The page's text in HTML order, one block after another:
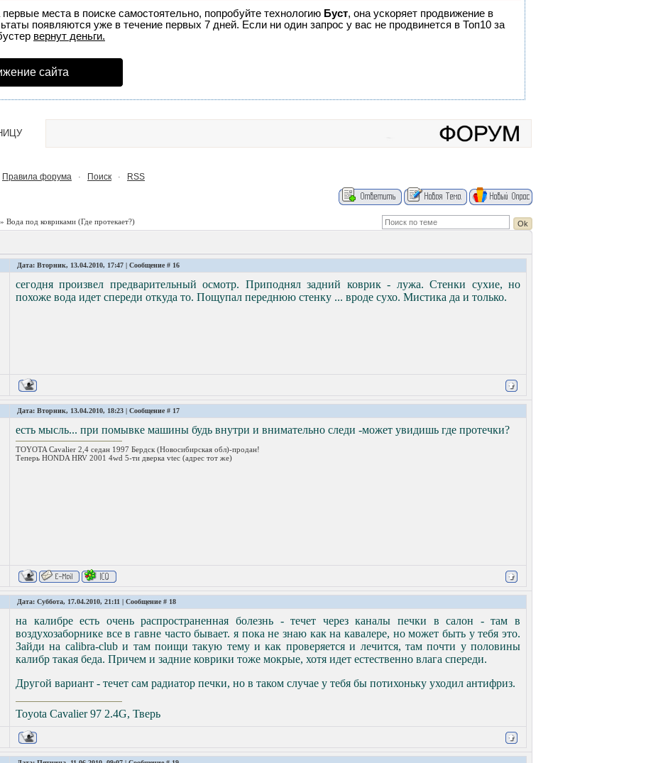
места в поиске самостоятельно, попробуйте технологию Буст, она ускоряет продвижение в
появляются уже в течение первых 7 дней. Если ни один запрос у вас не продвинется в Топ10 за
вернут деньги.
сайта
Правила форума · Поиск · RSS
» Вода под ковриками (Где протекает?)
Дата: Вторник, 13.04.2010, 17:47 | Сообщение # 16
сегодня произвел предварительный осмотр. Приподнял задний коврик - лужа. Стенки сухие, но
похоже вода идет спереди откуда то. Пощупал переднюю стенку ... вроде сухо. Мистика да и только.
Дата: Вторник, 13.04.2010, 18:23 | Сообщение # 17
есть мысль... при помывке машины будь внутри и внимательно следи -может увидишь где протечки?
TOYOTA Cavalier 2,4 седан 1997 Бердск (Новосибирская обл)-продан!
Теперь HONDA HRV 2001 4wd 5-ти дверка vtec (адрес тот же)
Дата: Суббота, 17.04.2010, 21:11 | Сообщение # 18
на калибре есть очень распространенная болезнь - течет через каналы печки в салон - там в
воздухозаборнике все в гавне часто бывает. я пока не знаю как на кавалере, но может быть у тебя это.
Зайди на calibra-club и там поищи такую тему и как проверяется и лечится, там почти у половины
калибр такая беда. Причем и задние коврики тоже мокрые, хотя идет естественно влага спереди.
Другой вариант - течет сам радиатор печки, но в таком случае у тебя бы потихоньку уходил антифриз.
Toyota Cavalier 97 2.4G, Тверь